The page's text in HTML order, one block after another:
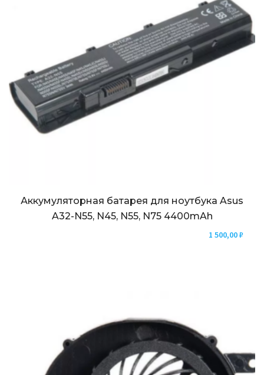
Аккумуляторная батарея для ноутбука Asus
A32-N55, N45, N55, N75 4400mAh
1 500,00₽